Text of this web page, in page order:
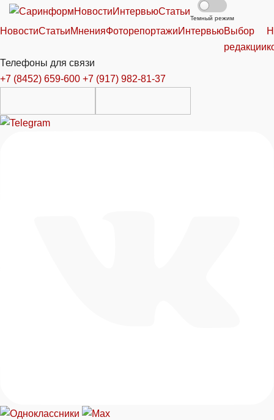
НовостиИнтервьюСтатьи
Темный режим
НовостиСтатьиМненияФоторепортажиИнтервьюВыбор
редакции
Телефоны для связи
+7 (8452) 659-600 +7 (917) 982-81-37